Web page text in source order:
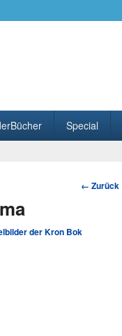
Special
Bild-
← Zurück
der Kron Bok